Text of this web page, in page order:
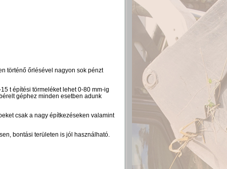
történő őrlésével nagyon sok pénzt
t építési törmeléket lehet 0-80 mm-ig
géphez minden esetben adunk
csak a nagy építkezéseken valamint
bontási területen is jól használható.